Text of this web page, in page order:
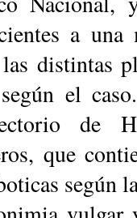
a
distintas
el
de
que
según